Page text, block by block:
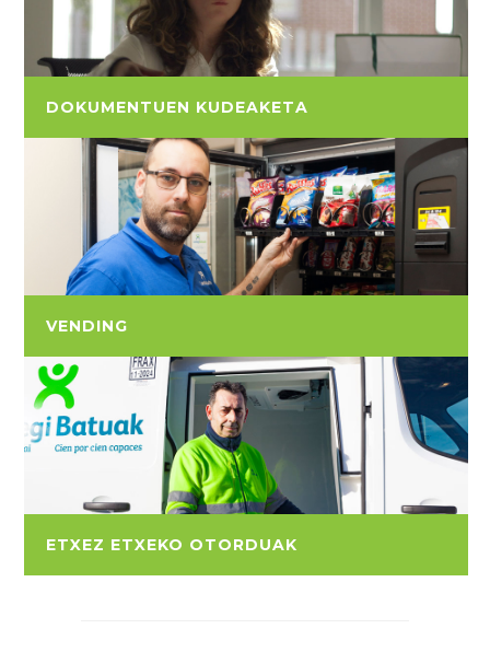
DOKUMENTUEN KUDEAKETA
VENDING
ETXEZ ETXEKO OTORDUAK